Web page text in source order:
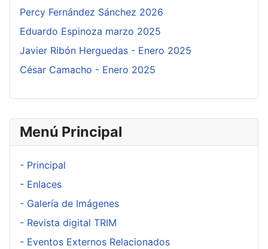
Menú Principal
- Principal
- Enlaces
- Galería de Imágenes
- Revista digital TRIM
- Eventos Externos Relacionados
Percy Fernández Sánchez 2026
Eduardo Espinoza marzo 2025
Javier Ribón Herguedas - Enero 2025
César Camacho - Enero 2025